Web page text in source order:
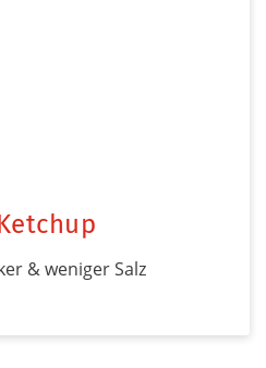
& weniger Salz